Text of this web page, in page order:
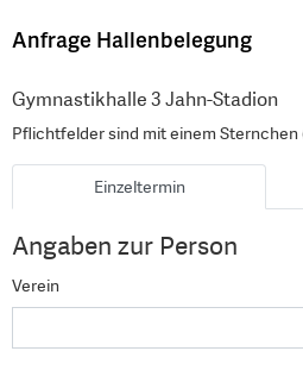
Anfrage Hallenbelegung
Gymnastikhalle 3 Jahn-Stadion
Pflichtfelder sind mit einem
Einzeltermin
Angaben zur Person
Verein